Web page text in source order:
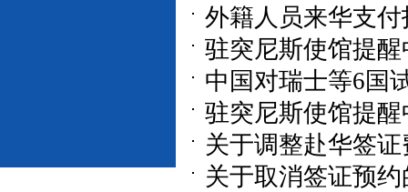
外籍人员来华支
驻突尼斯使馆提
中国对瑞士等6国
驻突尼斯使馆提
关于调整赴华签
关于取消签证预